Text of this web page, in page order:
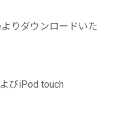
りダウンロードいた
びiPod touch